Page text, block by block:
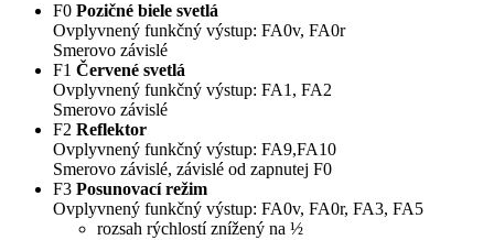
F0 Pozičné biele svetlá
Ovplyvnený funkčný výstup: FA0v, FA0r
Smerovo závislé
F1 Červené svetlá
Ovplyvnený funkčný výstup: FA1, FA2
Smerovo závislé
F2 Reflektor
Ovplyvnený funkčný výstup: FA9,FA10
Smerovo závislé, závislé od zapnutej F0
F3 Posunovací režim
Ovplyvnený funkčný výstup: FA0v, FA0r, FA3, FA5
rozsah rýchlostí znížený na ½